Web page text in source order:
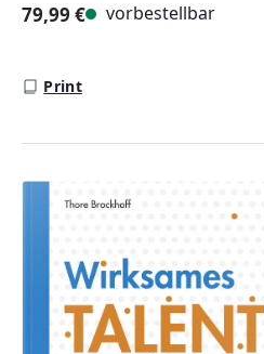
79,99 € vorbestellbar
Print